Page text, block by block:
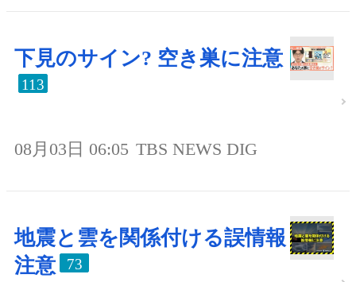
下見のサイン? 空き巣に注意
113
08月03日 06:05 TBS NEWS DIG
地震と雲を関係付ける誤情報
注意
73